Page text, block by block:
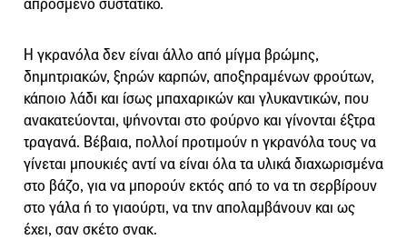
Η γκρανόλα δεν είναι άλλο από μίγμα βρώμης,
δημητριακών, ξηρών καρπών, αποξηραμένων φρούτων,
κάποιο λάδι και ίσως μπαχαρικών και γλυκαντικών, που
ανακατεύονται, ψήνονται στο φούρνο και γίνονται έξτρα
τραγανά. Βέβαια, πολλοί προτιμούν η γκρανόλα τους να
γίνεται μπουκιές αντί να είναι όλα τα υλικά διαχωρισμένα
στο βάζο, για να μπορούν εκτός από το να τη σερβίρουν
στο γάλα ή το γιαούρτι, να την απολαμβάνουν και ως
έχει, σαν σκέτο σνακ.